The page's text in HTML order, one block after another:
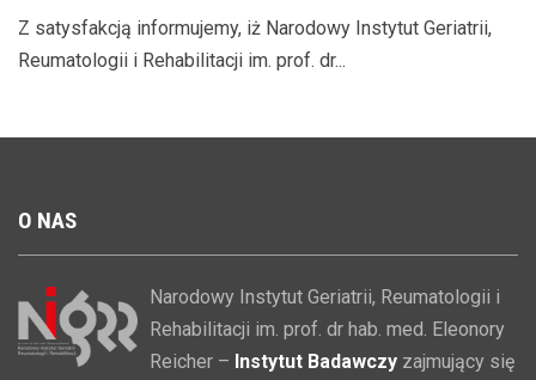
Z satysfakcją informujemy, iż Narodowy Instytut Geriatrii,
Reumatologii i Rehabilitacji im. prof. dr...
O NAS
Narodowy Instytut Geriatrii, Reumatologii i
Rehabilitacji im. prof. dr hab. med. Eleonory
Reicher – Instytut Badawczy zajmujący się